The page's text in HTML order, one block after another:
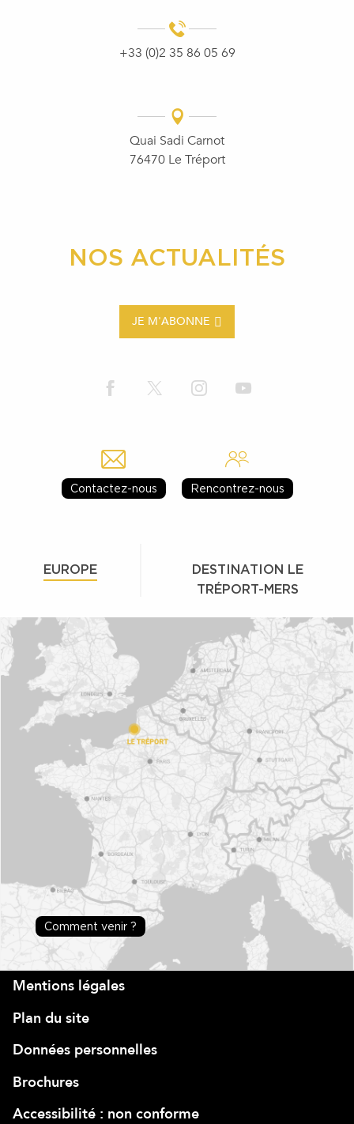
+33 (0)2 35 86 05 69
Quai Sadi Carnot
76470 Le Tréport
NOS ACTUALITÉS
JE M'ABONNE
Contactez-nous Rencontrez-nous
EUROPE
DESTINATION LE
TRÉPORT-MERS
Comment venir ?
Mentions légales
Plan du site
Données personnelles
Brochures
Accessibilité : non conforme